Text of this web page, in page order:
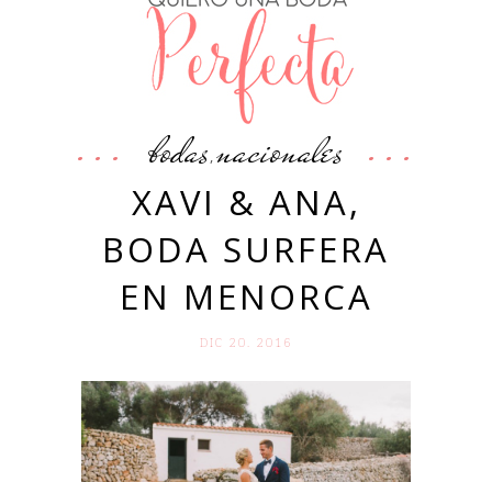
bodas,nacionales
XAVI & ANA,
BODA SURFERA
EN MENORCA
DIC 20. 2016